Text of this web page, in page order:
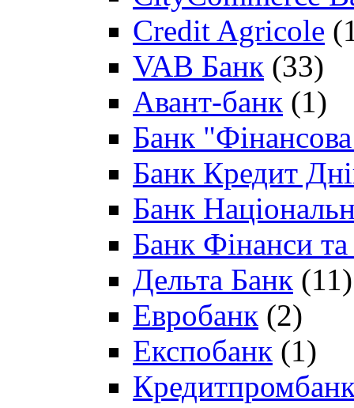
Credit Agricole
VAB Банк (33)
Авант-банк (1)
Банк "Фінансова
Банк Кредит
Банк
Банк Фінанси
Дельта Банк (11)
Евробанк (2)
Експобанк (1)